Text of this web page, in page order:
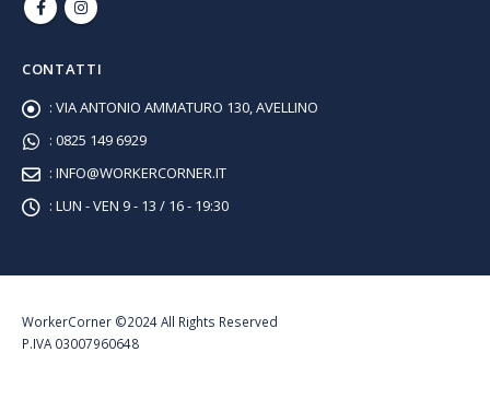
CONTATTI
: VIA ANTONIO AMMATURO 130, AVELLINO
: 0825 149 6929
: INFO@WORKERCORNER.IT
: LUN - VEN 9 - 13 / 16 - 19:30
WorkerCorner ©2024 All Rights Reserved
P.IVA 03007960648